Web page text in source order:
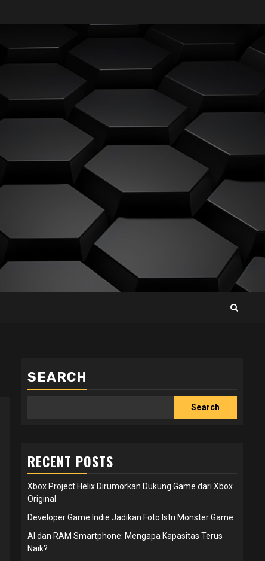
SEARCH
Search
RECENT POSTS
Xbox Project Helix Dirumorkan Dukung Game dari Xbox
Original
Developer Game Indie Jadikan Foto Istri Monster Game
AI dan RAM Smartphone: Mengapa Kapasitas Terus
Naik?